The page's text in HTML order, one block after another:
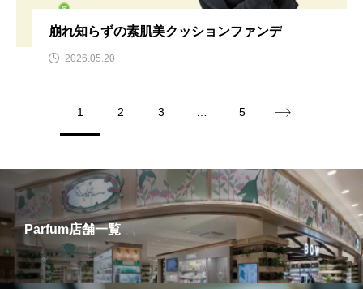
崩れ知らずの素肌美クッションファンデ
2026.05.20
1 2 3 5
Parfum店舗一覧